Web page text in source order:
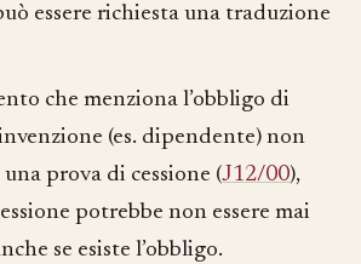
essere richiesta una traduzione
che menziona l’obbligo di
(es. dipendente) non
prova di cessione (J12/00),
potrebbe non essere mai
se esiste l’obbligo.